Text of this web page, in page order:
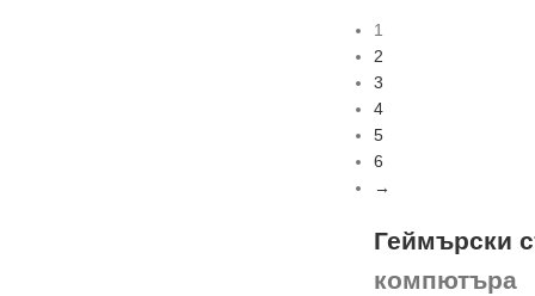
1
2
3
4
5
6
→
Геймърски
компютъра